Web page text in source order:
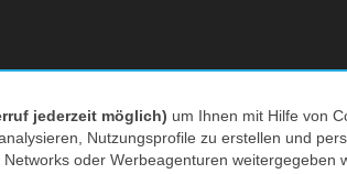
Facebook |twitter
jederzeit möglich) um Ihnen mit Hilfe von
Nutzungsprofile zu erstellen und
oder Werbeagenturen